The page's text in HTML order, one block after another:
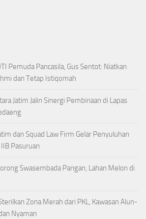
Pemuda Pancasila, Gus Sentot: Niatkan
dan Tetap Istiqomah
Jatim Jalin Sinergi Pembinaan di Lapas
dan Squad Law Firm Gelar Penyuluhan
Pasuruan
Swasembada Pangan, Lahan Melon di
Zona Merah dari PKL, Kawasan Alun-
Nyaman